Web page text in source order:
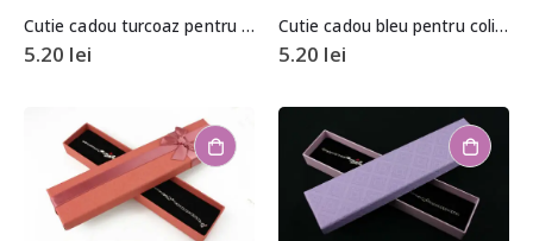
Cutie cadou turcoaz pentru colier/bratara
5.20 lei
Cutie cadou bleu pentru colier/bratara
5.20 lei